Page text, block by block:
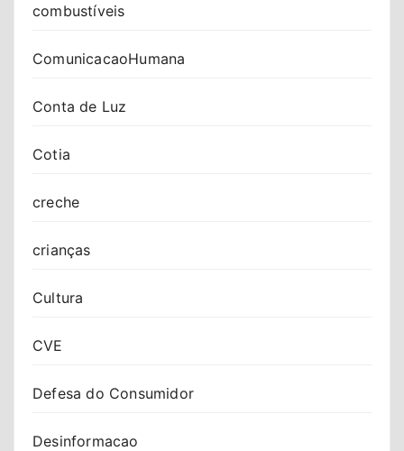
combustíveis
ComunicacaoHumana
Conta de Luz
Cotia
creche
crianças
Cultura
CVE
Defesa do Consumidor
Desinformacao